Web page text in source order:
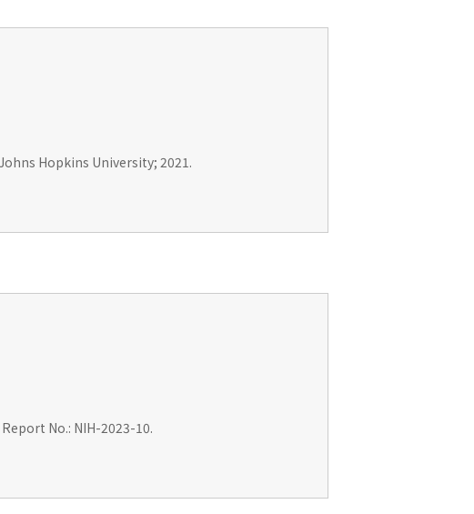
Hopkins University; 2021.
No.: NIH-2023-10.